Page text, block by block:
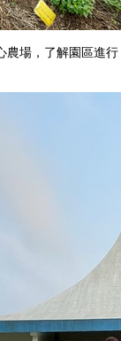
農場，了解園區進行